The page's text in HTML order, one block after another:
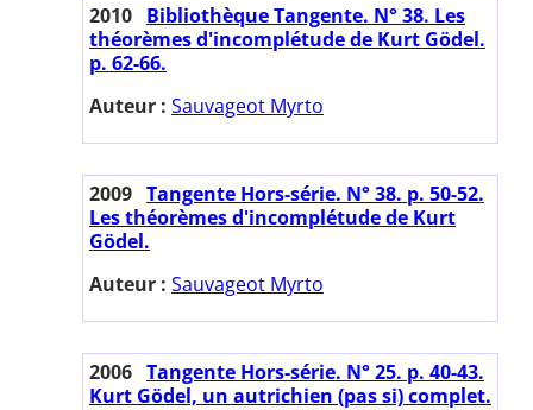
2010 Bibliothèque Tangente. N° 38. Les
théorèmes d'incomplétude de Kurt Gödel.
p. 62-66.
Auteur : Sauvageot Myrto
2009 Tangente Hors-série. N° 38. p. 50-52.
Les théorèmes d'incomplétude de Kurt
Gödel.
Auteur : Sauvageot Myrto
2006 Tangente Hors-série. N° 25. p. 40-43.
Kurt Gödel, un autrichien (pas si) complet.